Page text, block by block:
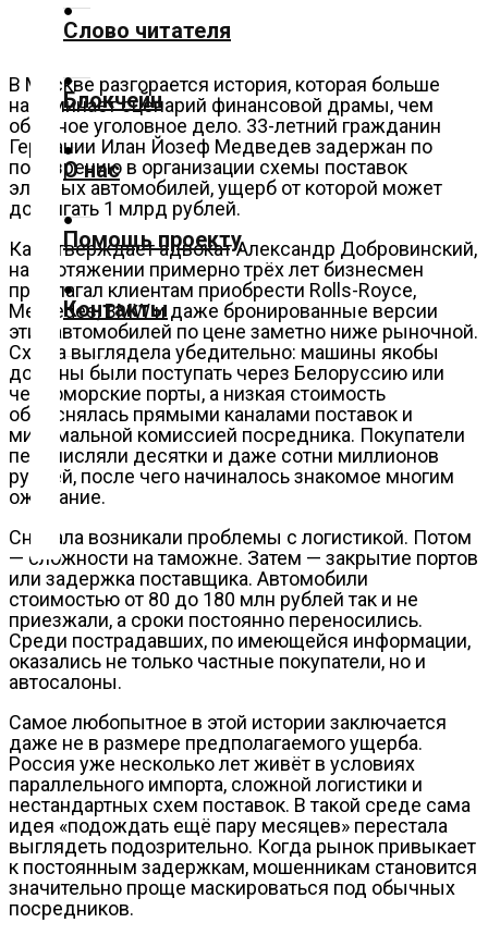
Экономика
Слово
читателя
Блокчейн
О
нас
Помощь
проекту
Контакты
Слово читателя
Блокчейн
О нас
Помощь проекту
Контакты
В Москве разгорается история, которая больше
напоминает сценарий финансовой драмы, чем
обычное уголовное дело. 33-летний гражданин
Германии Илан Йозеф Медведев задержан по
подозрению в организации схемы поставок
элитных автомобилей, ущерб от которой может
достигать 1 млрд рублей.
Как утверждает адвокат Александр Добровинский,
на протяжении примерно трёх лет бизнесмен
предлагал клиентам приобрести Rolls-Royce,
Mercedes, BMW и даже бронированные версии
этих автомобилей по цене заметно ниже рыночной.
Схема выглядела убедительно: машины якобы
должны были поступать через Белоруссию или
черноморские порты, а низкая стоимость
объяснялась прямыми каналами поставок и
минимальной комиссией посредника. Покупатели
перечисляли десятки и даже сотни миллионов
рублей, после чего начиналось знакомое многим
ожидание.
Сначала возникали проблемы с логистикой. Потом
— сложности на таможне. Затем — закрытие портов
или задержка поставщика. Автомобили
стоимостью от 80 до 180 млн рублей так и не
приезжали, а сроки постоянно переносились.
Среди пострадавших, по имеющейся информации,
оказались не только частные покупатели, но и
автосалоны.
Самое любопытное в этой истории заключается
даже не в размере предполагаемого ущерба.
Россия уже несколько лет живёт в условиях
параллельного импорта, сложной логистики и
нестандартных схем поставок. В такой среде сама
идея «подождать ещё пару месяцев» перестала
выглядеть подозрительно. Когда рынок привыкает
к постоянным задержкам, мошенникам становится
значительно проще маскироваться под обычных
посредников.